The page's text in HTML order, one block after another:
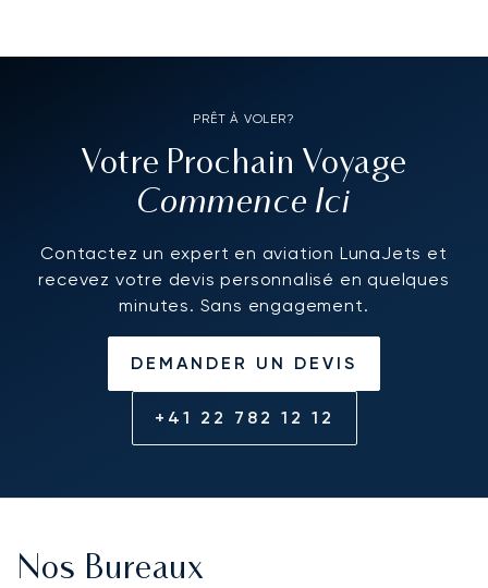
PRÊT À VOLER?
Votre Prochain Voyage
Commence Ici
Contactez un expert en aviation LunaJets et
recevez votre devis personnalisé en quelques
minutes. Sans engagement.
DEMANDER UN DEVIS
+41 22 782 12 12
Nos Bureaux